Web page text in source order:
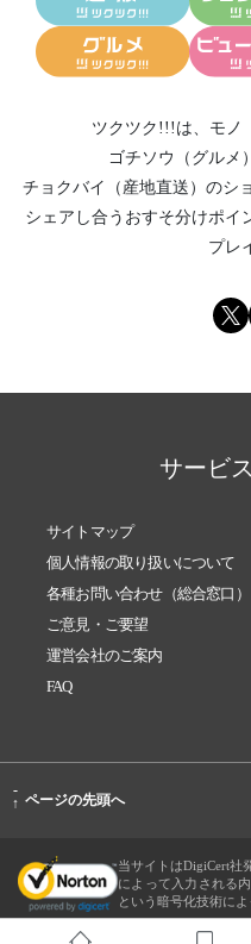
ツクツク!!!は、 モノ
ゴチソウ（グルメ）
チョクバイ（産地直送） のシ
シェアし合う おすそ分けポイ
プレ
サービ
サイトマップ
個人情報の取り扱いについて
各種お問い合わせ（総合窓口）
ご意見・ご要望
運営会社のご案内
FAQ
-
↑ ページの先頭へ
当サイトはDigiCert社
によって入力される
という暗号化技術によ